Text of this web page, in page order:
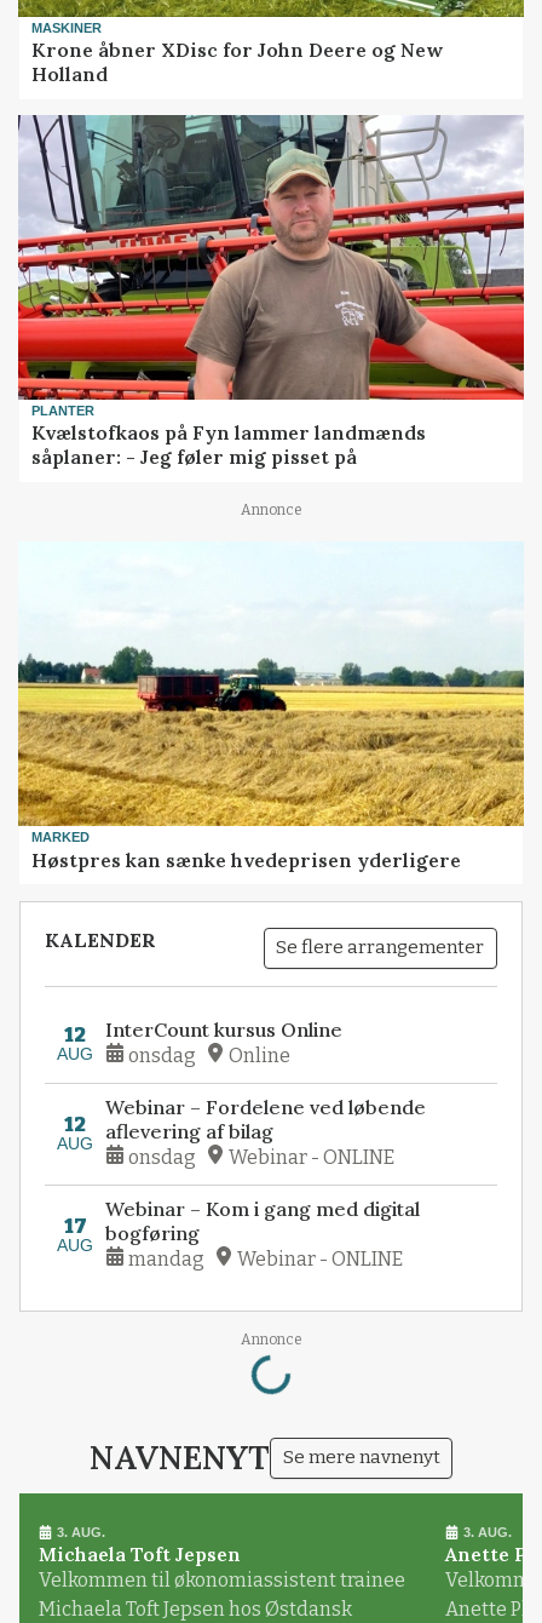
MASKINER
Krone åbner XDisc for John Deere og New
Holland
PLANTER
Kvælstofkaos på Fyn lammer landmænds
såplaner: - Jeg føler mig pisset på
Annonce
MARKED
Høstpres kan sænke hvedeprisen yderligere
KALENDER Se flere arrangementer
12
AUG
InterCount kursus Online
onsdag Online
12
AUG
Webinar – Fordelene ved løbende
aflevering af bilag
onsdag Webinar - ONLINE
17
AUG
Webinar – Kom i gang med digital
bogføring
mandag Webinar - ONLINE
Annonce
Loading...
NAVNENYT Se mere navnenyt
3. AUG.
Michaela Toft Jepsen
Velkommen til økonomiassistent trainee
Michaela Toft Jepsen hos Østdansk
3. AUG.
Anette
Anette